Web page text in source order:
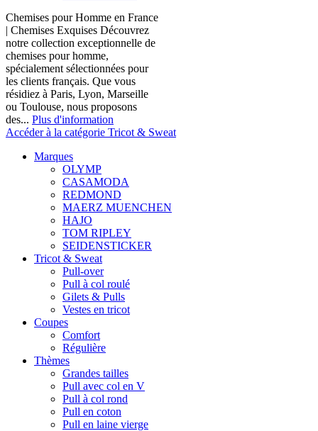
Chemises pour Homme en France
| Chemises Exquises Découvrez
notre collection exceptionnelle de
chemises pour homme,
spécialement sélectionnées pour
les clients français. Que vous
résidiez à Paris, Lyon, Marseille
ou Toulouse, nous proposons
des... Plus d'information
Accéder à la catégorie Tricot & Sweat
Marques
OLYMP
CASAMODA
REDMOND
MAERZ MUENCHEN
HAJO
TOM RIPLEY
SEIDENSTICKER
Tricot & Sweat
Pull-over
Pull à col roulé
Gilets & Pulls
Vestes en tricot
Coupes
Comfort
Régulière
Thèmes
Grandes tailles
Pull avec col en V
Pull à col rond
Pull en coton
Pull en laine vierge